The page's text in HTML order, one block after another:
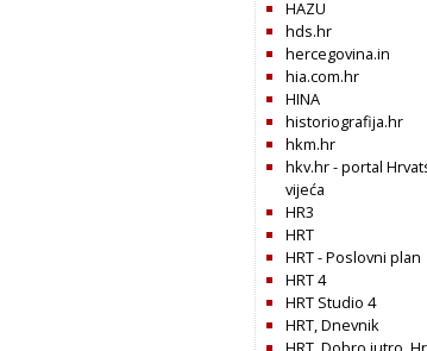
HAZU
hds.hr
hercegovina.in
hia.com.hr
HINA
historiografija.hr
hkm.hr
hkv.hr - portal
vijeća
HR3
HRT
HRT - Poslovni plan
HRT 4
HRT Studio 4
HRT, Dnevnik